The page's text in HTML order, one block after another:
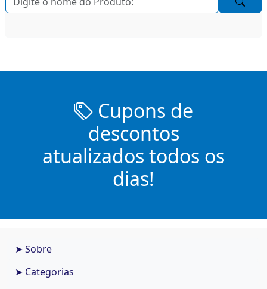
Cupons de
descontos
atualizados todos os
dias!
➤ Sobre
➤ Categorias